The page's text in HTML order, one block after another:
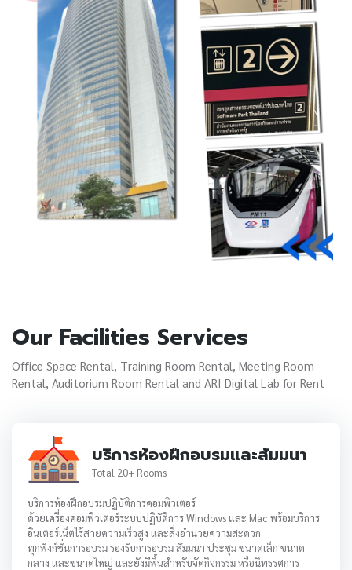
Our Facilities Services
Office Space Rental, Training Room Rental, Meeting Room
Rental, Auditorium Room Rental and ARI Digital Lab for Rent
บริการห้องฝึกอบรมและสัมมนา
Total 20+ Rooms
บริการห้องฝึกอบรมปฏิบัติการคอมพิวเตอร์
ด้วยเครื่องคอมพิวเตอร์ระบบปฏิบัติการ Windows และ Mac พร้อมบริการ
อินเตอร์เน็ตไร้สายความเร็วสูง และสิ่งอำนวยความสะดวก
ทุกฟังก์ชั่นการอบรม รองรับการอบรม สัมมนา ประชุม ขนาดเล็ก ขนาด
กลาง และขนาดใหญ่ และยังมีพื้นสำหรับจัดกิจกรรม หรือนิทรรศการ